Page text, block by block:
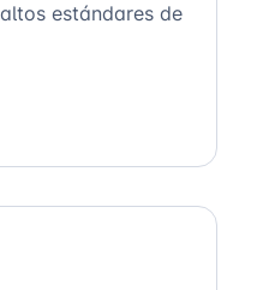
estándares de